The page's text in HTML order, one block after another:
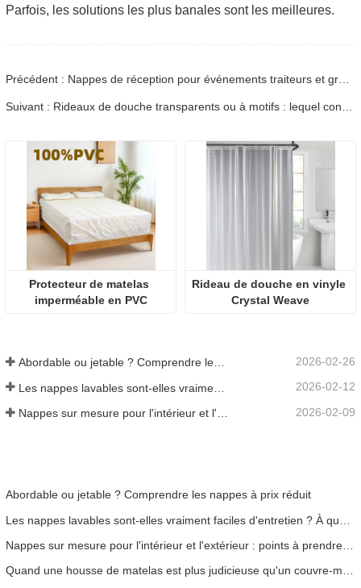
Parfois, les solutions les plus banales sont les meilleures.
Protecteur de matelas
imperméable en PVC
Rideau de douche en vinyle
Crystal Weave
Abordable ou jetable ? Comprendre les nappes à prix réduit 2026-02-26
2026-02-12
2026-02-09
Abordable ou jetable ? Comprendre les nappes à prix réduit